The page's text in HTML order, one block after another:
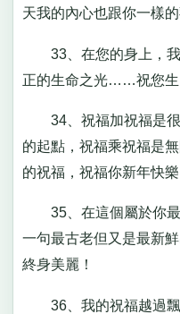
天我的內心也跟你一樣
33、在您的身上，我
正的生命之光……祝您生
34、祝福加祝福是很
的起點，祝福乘祝福是
的祝福，祝福你新年快樂
35、在這個屬於你最
一句最古老但又是最新
終身美麗！
36、我的祝福越過飄